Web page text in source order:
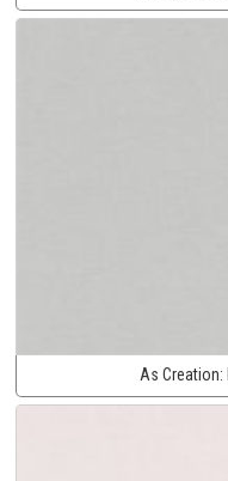
As Creation: